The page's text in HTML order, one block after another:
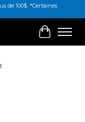
de 100$. *Certaines
Panier